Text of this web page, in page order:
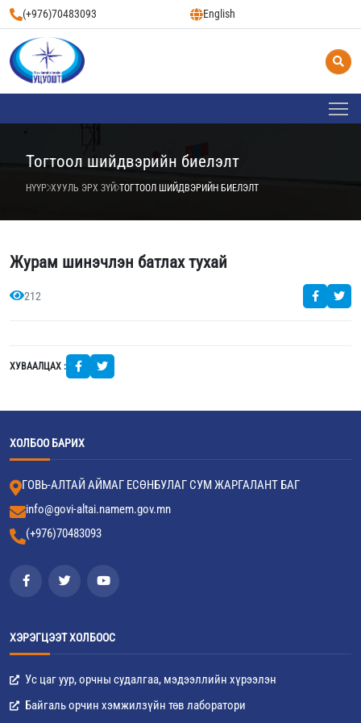
(+976)70483093 English
Тогтоол шийдвэрийн биелэлт
НҮҮР ХУУЛЬ ЭРХ ЗҮЙ ТОГТООЛ ШИЙДВЭРИЙН БИЕЛЭЛТ
Журам шинэчлэн батлах тухай
212
ХУВААЛЦАХ :
ХОЛБОО БАРИХ
ГОВЬ-АЛТАЙ АЙМАГ ЕСӨНБУЛАГ СУМ ЖАРГАЛАНТ БАГ
info@govi-altai.namem.gov.mn
(+976)70483093
ХЭРЭГЦЭЭТ ХОЛБООС
Ус цаг уур, орчны судалгаа, мэдээллийн хүрээлэн
Байгаль орчин хэмжилзүйн төв лаборатори